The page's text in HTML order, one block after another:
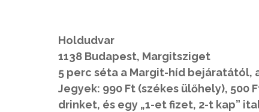
Holdudvar
1138 Budapest, Margitsziget
5 perc séta a Margit-híd bejáratától,
Jegyek: 990 Ft (székes ülőhely),
drinket, és egy „1-et fizet, 2-t kap”